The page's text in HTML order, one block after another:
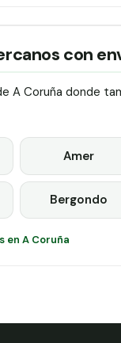
con
A Coruña donde
Amer
Bergondo
en A Coruña